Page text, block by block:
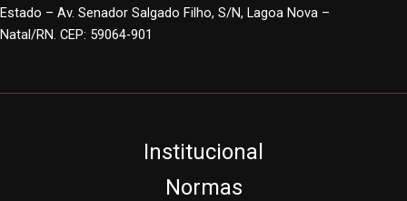
Estado – Av. Senador Salgado Filho, S/N, Lagoa Nova –
Natal/RN. CEP: 59064-901
Institucional
Normas